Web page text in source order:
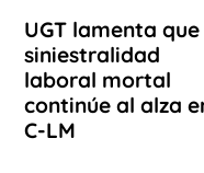
UGT lamenta
siniestralidad
laboral mortal
continúe al alza
C-LM